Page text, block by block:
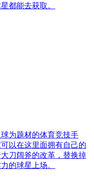
都能去获取。
为题材的体育竞技手
以在这里面拥有自己的
刀阔斧的改革，替换掉
的球星上场。